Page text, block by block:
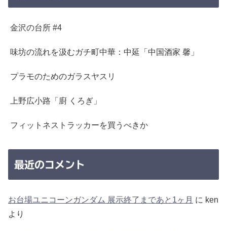
金沢の台所 #4
味坊の流れを汲むガチ町中華：中延「中国酒家 馨」
プラモのためのガラスヤスリ
上野広小路「廚 くろぎ」
フィットネストラッカーを買うべきか
最近のコメント
お台場ユニコーンガンダム 展示終了まであと1ヶ月 に ken
より